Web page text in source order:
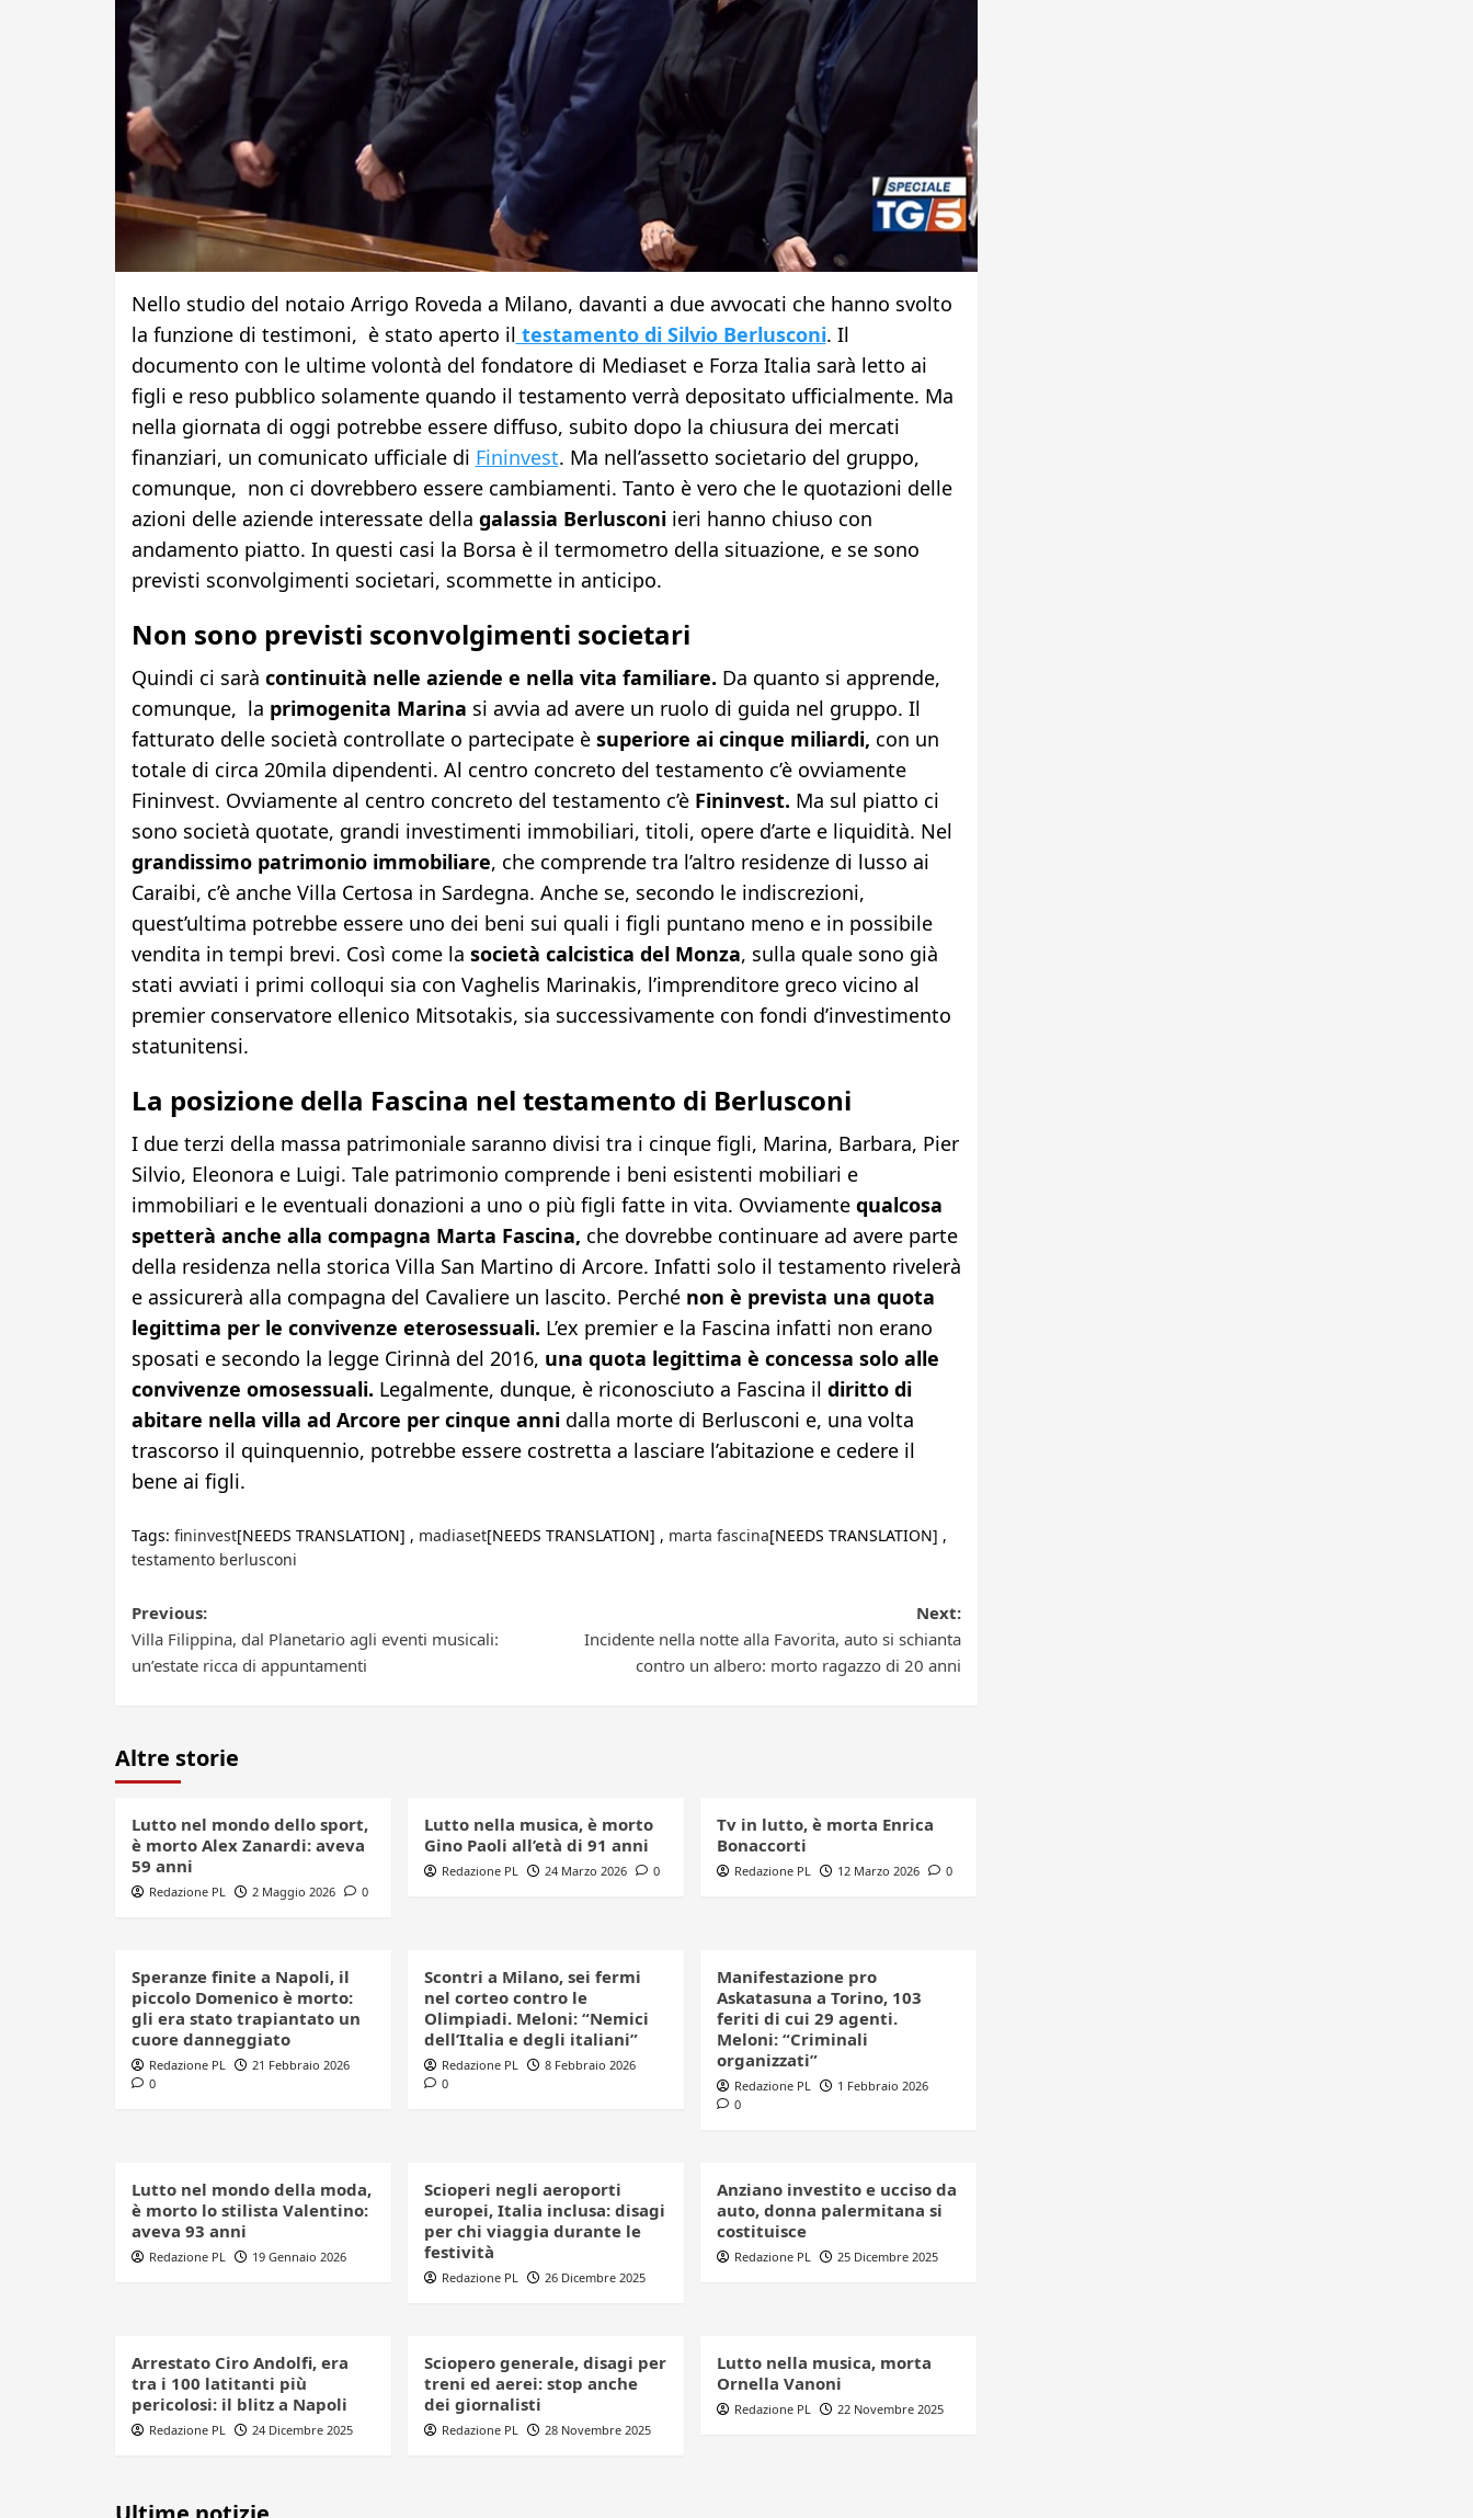
Nello studio del notaio Arrigo Roveda a Milano, davanti a due avvocati che hanno svolto
la funzione di testimoni, è stato aperto il testamento di Silvio Berlusconi. Il
documento con le ultime volontà del fondatore di Mediaset e Forza Italia sarà letto ai
figli e reso pubblico solamente quando il testamento verrà depositato ufficialmente. Ma
nella giornata di oggi potrebbe essere diffuso, subito dopo la chiusura dei mercati
finanziari, un comunicato ufficiale di Fininvest. Ma nell’assetto societario del gruppo,
comunque, non ci dovrebbero essere cambiamenti. Tanto è vero che le quotazioni delle
azioni delle aziende interessate della galassia Berlusconiieri hanno chiuso con
andamento piatto. In questi casi la Borsa è il termometro della situazione, e se sono
previsti sconvolgimenti societari, scommette in anticipo.
Non sono previsti sconvolgimenti societari
Quindi ci sarà continuità nelle aziende e nella vita familiare. Da quanto si apprende,
comunque, la primogenita Marina si avvia ad avere un ruolo di guida nel gruppo. Il
fatturato delle società controllate o partecipate è superiore ai cinque miliardi, con un
totale di circa 20mila dipendenti. Al centro concreto del testamento c’è ovviamente
Fininvest. Ovviamente al centro concreto del testamento c’è Fininvest. Ma sul piatto ci
sono società quotate, grandi investimenti immobiliari, titoli, opere d’arte e liquidità. Nel
grandissimo patrimonio immobiliare, che comprende tra l’altro residenze di lusso ai
Caraibi, c’è anche Villa Certosa in Sardegna. Anche se, secondo le indiscrezioni,
quest’ultima potrebbe essere uno dei beni sui quali i figli puntano meno e in possibile
vendita in tempi brevi. Così come la società calcistica del Monza, sulla quale sono già
stati avviati i primi colloqui sia con Vaghelis Marinakis, l’imprenditore greco vicino al
premier conservatore ellenico Mitsotakis, sia successivamente con fondi d’investimento
statunitensi.
La posizione della Fascina nel testamento di Berlusconi
I due terzi della massa patrimoniale saranno divisi tra i cinque figli, Marina, Barbara, Pier
Silvio, Eleonora e Luigi. Tale patrimonio comprende i beni esistenti mobiliari e
immobiliari e le eventuali donazioni a uno o più figli fatte in vita. Ovviamentequalcosa
spetterà anche alla compagna Marta Fascina, che dovrebbe continuare ad avere parte
della residenza nella storica Villa San Martino di Arcore. Infatti solo il testamento rivelerà
e assicurerà alla compagna del Cavaliere un lascito. Perché non è prevista una quota
legittima per le convivenze eterosessuali. L’ex premier e la Fascina infatti non erano
sposati e secondo la legge Cirinnà del 2016, una quota legittima è concessa solo alle
convivenze omosessuali. Legalmente, dunque, è riconosciuto a Fascina il diritto di
abitare nella villa ad Arcore per cinque annidalla morte di Berlusconi e, una volta
trascorso il quinquennio, potrebbe essere costretta a lasciare l’abitazione e cedere il
bene ai figli.
Tags: fininvest[NEEDS TRANSLATION] , madiaset[NEEDS TRANSLATION] , marta fascina[NEEDS TRANSLATION] ,
testamento berlusconi
Post
navigation
Previous:
Villa Filippina, dal Planetario agli eventi musicali:
un’estate ricca di appuntamenti
Next:
Incidente nella notte alla Favorita, auto si schianta
contro un albero: morto ragazzo di 20 anni
Altre storie
Lutto nel mondo dello sport,
è morto Alex Zanardi: aveva
59 anni
Redazione PL 2 Maggio 2026 0
Lutto nella musica, è morto
Gino Paoli all’età di 91 anni
Redazione PL 24 Marzo 2026 0
Tv in lutto, è morta Enrica
Bonaccorti
Redazione PL 12 Marzo 2026 0
Speranze finite a Napoli, il
piccolo Domenico è morto:
gli era stato trapiantato un
cuore danneggiato
Redazione PL
21 Febbraio 2026
0
Scontri a Milano, sei fermi
nel corteo contro le
Olimpiadi. Meloni: “Nemici
dell’Italia e degli italiani”
Redazione PL
8 Febbraio 2026
0
Manifestazione pro
Askatasuna a Torino, 103
feriti di cui 29 agenti.
Meloni: “Criminali
organizzati”
Redazione PL
1 Febbraio 2026
0
Lutto nel mondo della moda,
è morto lo stilista Valentino:
aveva 93 anni
Redazione PL 19 Gennaio 2026
Scioperi negli aeroporti
europei, Italia inclusa: disagi
per chi viaggia durante le
festività
Redazione PL 26 Dicembre 2025
Anziano investito e ucciso da
auto, donna palermitana si
costituisce
Redazione PL 25 Dicembre 2025
Arrestato Ciro Andolfi, era
tra i 100 latitanti più
pericolosi: il blitz a Napoli
Redazione PL 24 Dicembre 2025
Sciopero generale, disagi per
treni ed aerei: stop anche
dei giornalisti
Redazione PL 28 Novembre 2025
Lutto nella musica, morta
Ornella Vanoni
Redazione PL 22 Novembre 2025